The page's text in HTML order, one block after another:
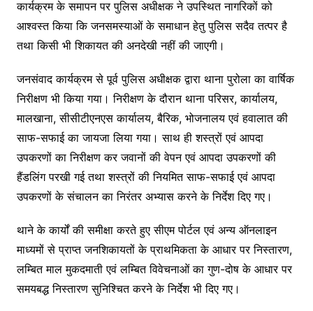
कार्यक्रम के समापन पर पुलिस अधीक्षक ने उपस्थित नागरिकों को
आश्वस्त किया कि जनसमस्याओं के समाधान हेतु पुलिस सदैव तत्पर है
तथा किसी भी शिकायत की अनदेखी नहीं की जाएगी।
जनसंवाद कार्यक्रम से पूर्व पुलिस अधीक्षक द्वारा थाना पुरोला का वार्षिक
निरीक्षण भी किया गया। निरीक्षण के दौरान थाना परिसर, कार्यालय,
मालखाना, सीसीटीएनएस कार्यालय, बैरिक, भोजनालय एवं हवालात की
साफ-सफाई का जायजा लिया गया। साथ ही शस्त्रों एवं आपदा
उपकरणों का निरीक्षण कर जवानों की वेपन एवं आपदा उपकरणों की
हैंडलिंग परखी गई तथा शस्त्रों की नियमित साफ-सफाई एवं आपदा
उपकरणों के संचालन का निरंतर अभ्यास करने के निर्देश दिए गए।
थाने के कार्यों की समीक्षा करते हुए सीएम पोर्टल एवं अन्य ऑनलाइन
माध्यमों से प्राप्त जनशिकायतों के प्राथमिकता के आधार पर निस्तारण,
लम्बित माल मुकदमाती एवं लम्बित विवेचनाओं का गुण-दोष के आधार पर
समयबद्ध निस्तारण सुनिश्चित करने के निर्देश भी दिए गए।